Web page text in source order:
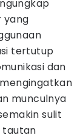
yang
tertutup
dan
munculnya
sulit
tautan